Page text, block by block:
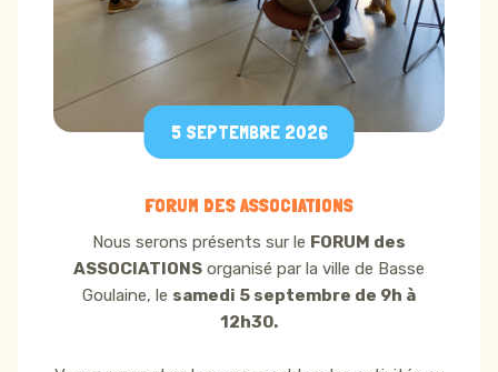
5 SEPTEMBRE 2026
FORUM DES ASSOCIATIONS
Nous serons présents sur le FORUM des
ASSOCIATIONS organisé par la ville de Basse
Goulaine, le samedi 5 septembre de 9h à
12h30.